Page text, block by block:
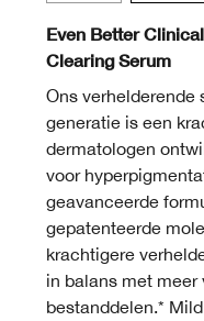
Even Better
Clearing Serum
Ons verhelderende
generatie is een
dermatologen
voor
geavanceerde
gepatenteerde
krachtigere
in balans met meer
bestanddelen.*